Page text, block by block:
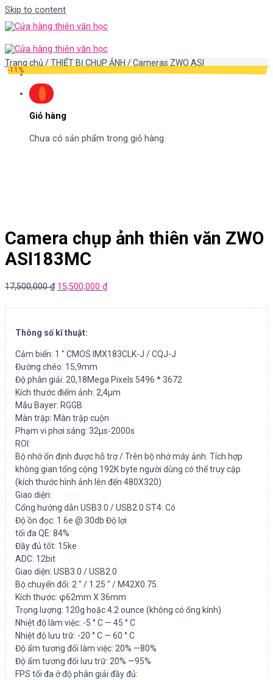
Skip to content
Giỏ hàng
Chưa có sản phẩm trong giỏ hàng.
Trang chủ /THIẾT BỊ CHỤP ẢNH /Cameras ZWO ASI
-11%
Camera chụp ảnh thiên văn ZWO
ASI183MC
17,500,000₫ 15,500,000 ₫
Thông số kĩ thuật:
Cảm biến: 1 ″ CMOS IMX183CLK-J / CQJ-J
Đường chéo: 15,9mm
Độ phân giải: 20,18Mega Pixels 5496 * 3672
Kích thước điểm ảnh: 2,4μm
Mẫu Bayer: RGGB
Màn trập: Màn trập cuộn
Phạm vi phơi sáng: 32µs-2000s
ROI:
Bộ nhớ ổn định được hỗ trợ / Trên bộ nhớ máy ảnh: Tích hợp
không gian tổng cộng 192K byte người dùng có thể truy cập
(kích thước hình ảnh lên đến 480X320)
Giao diện:
Cổng hướng dẫn USB3.0 / USB2.0 ST4: Có
Độ ồn đọc: 1.6e @ 30db Độ lợi
tối đa QE: 84%
Đầy đủ tốt: 15ke
ADC: 12bit
Giao diện: USB3.0 / USB2.0
Bộ chuyển đổi: 2 ″ / 1.25 ″ / M42X0.75
Kích thước: φ62mm X 36mm
Trọng lượng: 120g hoặc 4.2 ounce (không có ống kính)
Nhiệt độ làm việc: -5 ° C — 45 ° C
Nhiệt độ lưu trữ: -20 ° C — 60 ° C
Độ ẩm tương đối làm việc: 20% —80%
Độ ẩm tương đối lưu trữ: 20% —95%
FPS tối đa ở độ phân giải đầy đủ: